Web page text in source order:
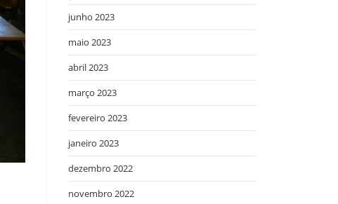
junho 2023
maio 2023
abril 2023
março 2023
fevereiro 2023
janeiro 2023
dezembro 2022
novembro 2022